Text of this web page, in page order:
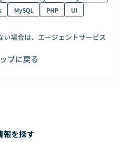
MySQL PHP
UI
い場合は、エージェントサービス
プに戻る
報を探す